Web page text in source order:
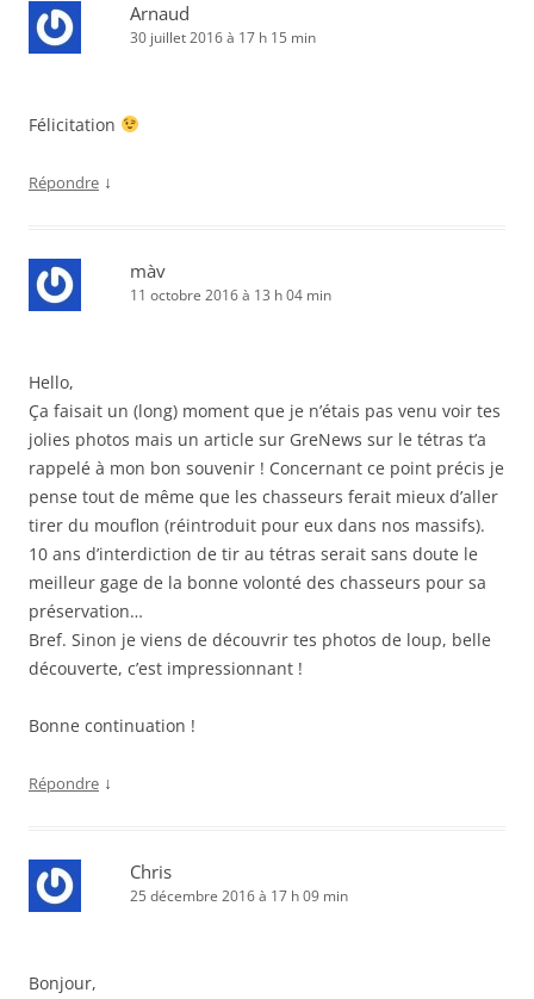
Arnaud
30 juillet 2016 à 17 h 15 min
Félicitation
Répondre ↓
màv
11 octobre 2016 à 13 h 04 min
Hello,
Ça faisait un (long) moment que je n’étais pas venu voir tes
jolies photos mais un article sur GreNews sur le tétras t’a
rappelé à mon bon souvenir ! Concernant ce point précis je
pense tout de même que les chasseurs ferait mieux d’aller
tirer du mouflon (réintroduit pour eux dans nos massifs).
10 ans d’interdiction de tir au tétras serait sans doute le
meilleur gage de la bonne volonté des chasseurs pour sa
préservation…
Bref. Sinon je viens de découvrir tes photos de loup, belle
découverte, c’est impressionnant !
Bonne continuation !
Répondre ↓
Chris
25 décembre 2016 à 17 h 09 min
Bonjour,